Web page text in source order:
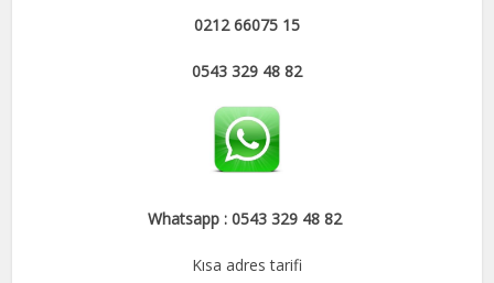
0212 66075 15
0543 329 48 82
Whatsapp : 0543 329 48 82
Kısa adres tarifi